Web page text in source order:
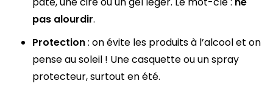
pas alourdir.
Protection: on évite les produits à l’alcool et on
pense au soleil ! Une casquette ou un spray
protecteur, surtout en été.